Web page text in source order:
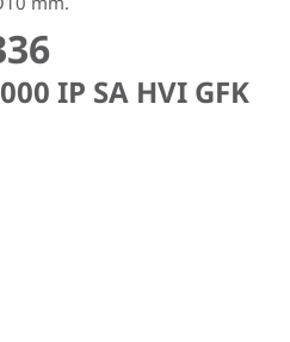
IP SA HVI GFK